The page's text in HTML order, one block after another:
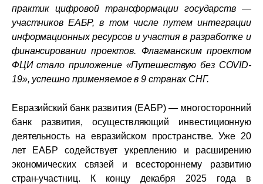
практик цифровой трансформации государств —
участников ЕАБР, в том числе путем интеграции
информационных ресурсов и участия в разработке и
финансировании проектов. Флагманским проектом
ФЦИ стало приложение «Путешествую без COVID-
19», успешно применяемое в 9 странах СНГ.
Евразийский банк развития (ЕАБР)— многосторонний
банк развития, осуществляющий инвестиционную
деятельность на евразийском пространстве. Уже 20
лет ЕАБР содействует укреплению и расширению
экономических связей и всестороннему развитию
стран-участниц. К концу декабря 2025 года в